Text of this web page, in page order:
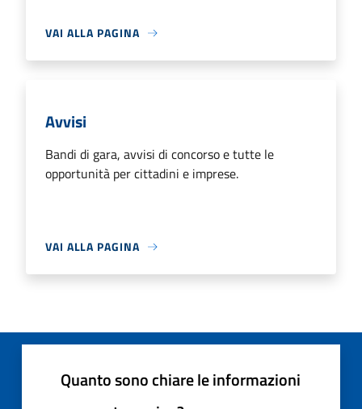
VAI ALLA PAGINA
Avvisi
Bandi di gara, avvisi di concorso e tutte le
opportunità per cittadini e imprese.
VAI ALLA PAGINA
Quanto sono chiare le informazioni